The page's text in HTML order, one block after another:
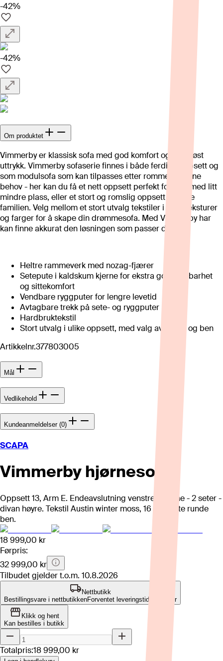
-42%
-42%
Om produktet
Vimmerby er klassisk sofa med god komfort og et tidløst
uttrykk. Vimmerby sofaserie finnes i både ferdige oppsett og
som modulsofa som kan tilpasses etter rommet og dine
behov - her kan du få et nett oppsett perfekt for deg med litt
mindre plass, eller et stort og romslig oppsett for hele
familien. Velg mellom et stort utvalg tekstiler i ulike teksturer
og farger for å skape din drømmesofa. Med Vimmerby har
kan finne akkurat den løsningen som passer deg.
Heltre rammeverk med nozag-fjærer
Setepute i kaldskum kjerne for ekstra god holdbarhet
og sittekomfort
Vendbare ryggputer for lengre levetid
Avtagbare trekk på sete- og ryggputer
Hardbruktekstil
Stort utvalg i ulike oppsett, med valg av tekstil og ben
Artikkelnr.377803005
Mål
Vedlikehold
Kundeanmeldelser (0)
SCAPA
Vimmerby hjørnesofa
Oppsett 13, Arm E. Endeavslutning venstre - hjørne - 2 seter -
divan høyre. Tekstil Austin winter moss, 16 cm sorte runde
ben.
18 999,00 kr
Førpris:
32 999,00 kr
Tilbudet gjelder t.o.m. 10.8.2026
Nettbutikk
Bestillingsvare i nettbutikkenForventet leveringstid: 4-8 uker
Klikk og hent
Kan bestilles i butikk
Totalpris:18 999,00 kr